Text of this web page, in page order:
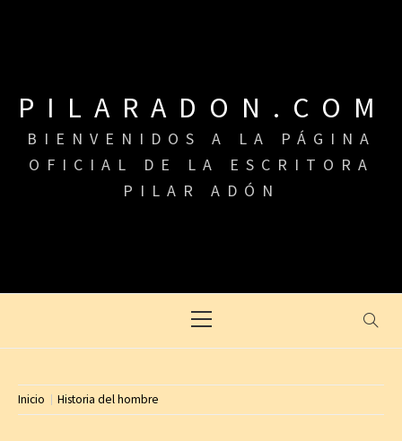
PILARADON.COM
BIENVENIDOS A LA PÁGINA
OFICIAL DE LA ESCRITORA
PILAR ADÓN
principal
Inicio Historia del hombre